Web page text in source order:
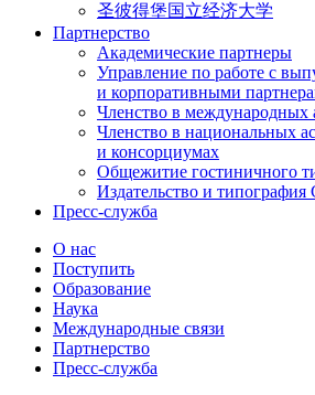
圣彼得堡国立经济大学
Партнерство
Академические партнеры
Управление по работе с
и корпоративными
Членство в международных
Членство в национальных
и консорциумах
Общежитие гостиничного
Издательство и
Пресс-служба
О нас
Поступить
Образование
Наука
Международные связи
Партнерство
Пресс-служба